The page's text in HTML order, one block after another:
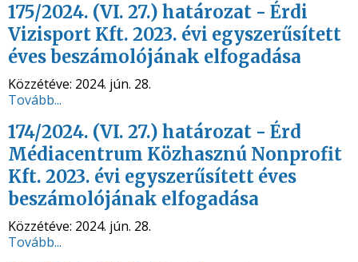
175/2024. (VI. 27.) határozat - Érdi
Vizisport Kft. 2023. évi egyszerűsített
éves beszámolójának elfogadása
Közzétéve: 2024. jún. 28.
Tovább...
174/2024. (VI. 27.) határozat - Érd
Médiacentrum Közhasznú Nonprofit
Kft. 2023. évi egyszerűsített éves
beszámolójának elfogadása
Közzétéve: 2024. jún. 28.
Tovább...